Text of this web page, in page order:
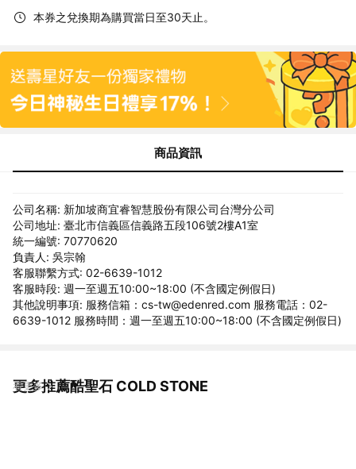
本券之兌換期為購買當日至30天止。
商品資訊
公司名稱: 新加坡商宜睿智慧股份有限公司台灣分公司
公司地址: 臺北市信義區信義路五段106號2樓A1室
統一編號: 70770620
負責人: 吳宗翰
客服聯繫方式: 02-6639-1012
客服時段: 週一至週五10:00~18:00 (不含國定例假日)
其他說明事項: 服務信箱：cs-tw@edenred.com 服務電話：02-
6639-1012 服務時間：週一至週五10:00~18:00 (不含國定例假日)
更多推薦酷聖石 COLD STONE
看更多